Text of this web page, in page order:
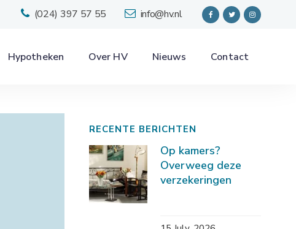
(024) 397 57 55 info@hv.nl
Hypotheken Over HV Nieuws Contact
RECENTE BERICHTEN
Op kamers?
Overweeg deze
verzekeringen